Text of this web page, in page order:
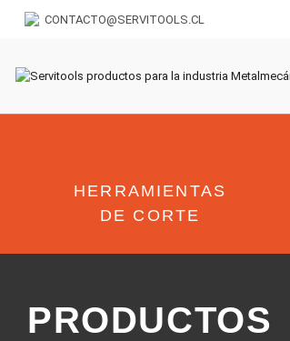
CONTACTO@SERVITOOLS.CL
HERRAMIENTAS
DE CORTE
PRODUCTOS